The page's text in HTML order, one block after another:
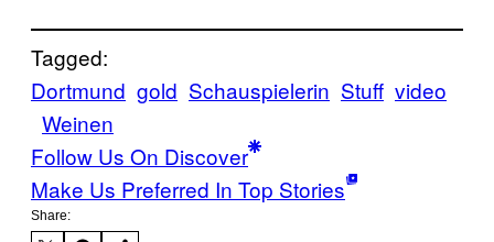
Tagged:
Dortmund gold Schauspielerin Stuff video
Weinen
Follow Us On Discover
Make Us Preferred In Top Stories
Share: